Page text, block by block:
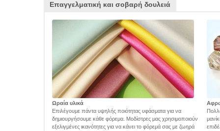
Επαγγελματική και σοβαρή δουλειά
Ωραία υλικά
Επιλέγουμε πάντα υψηλής ποιότητας υφάσματα για να
δημιουργήσουμε κάθε φόρεμα. Μοδίστρες μας χρησιμοποιούν
εξελιγμένες ικανότητες για να κάνει το φόρεμά σας με ζωηρά